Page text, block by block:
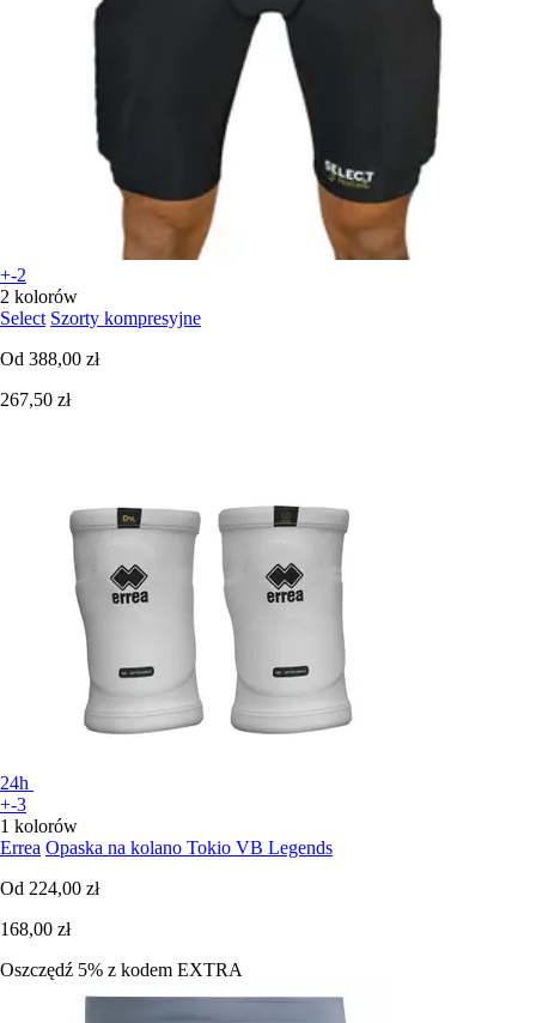
+-2
2 kolorów
Select Szorty kompresyjne
Od 388,00 zł
267,50 zł
24h
+-3
1 kolorów
Errea Opaska na kolano Tokio VB Legends
Od 224,00 zł
168,00 zł
Oszczędź 5% z kodem EXTRA